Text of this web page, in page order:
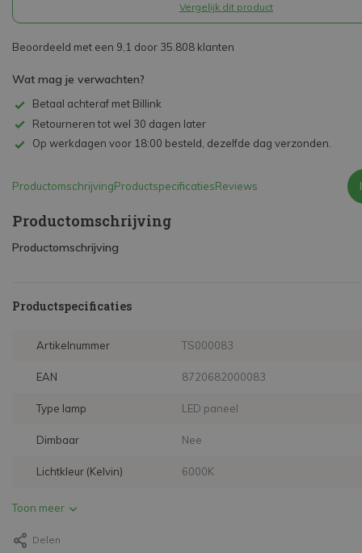
Vergelijk dit product
Beoordeeld met een 9,1 door 35.808 klanten
Wat mag je verwachten?
Betaal achteraf met Billink
Retourneren tot wel 30 dagen later
Op werkdagen voor 18:00 besteld, dezelfde dag verzonden.
ProductomschrijvingProductspecificatiesReviews
Productomschrijving
Productomschrijving
Productspecificaties
Artikelnummer TS000083
EAN 8720682000083
Type lamp LED paneel
Dimbaar Nee
Lichtkleur (Kelvin) 6000K
Toon meer
Delen